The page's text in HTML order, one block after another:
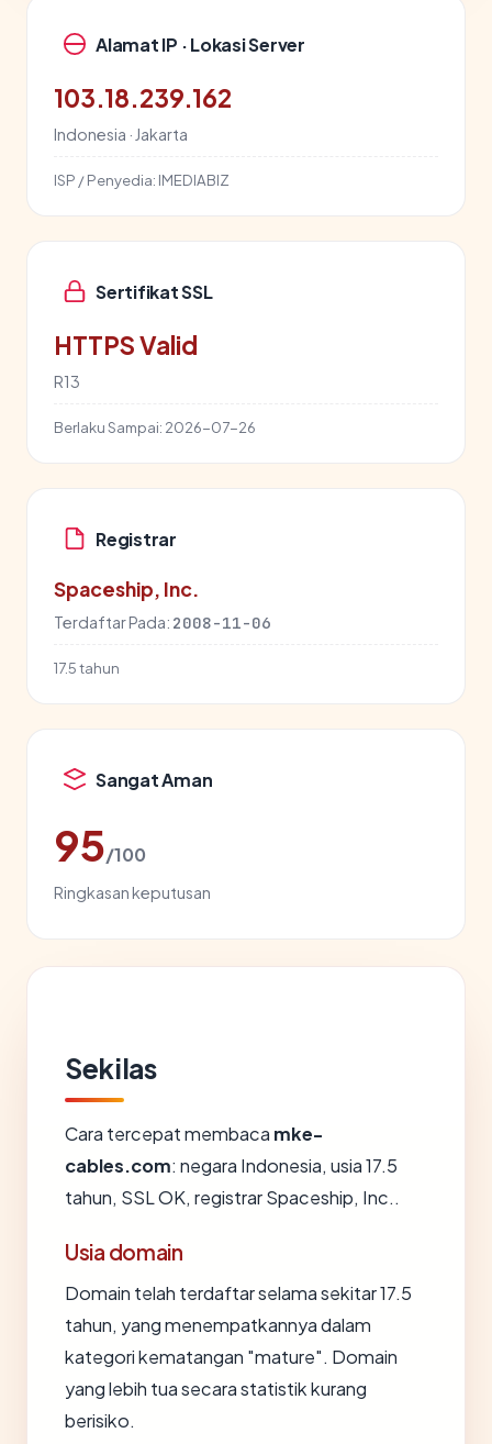
Alamat IP · Lokasi Server
103.18.239.162
Indonesia · Jakarta
ISP / Penyedia: IMEDIABIZ
Sertifikat SSL
HTTPS Valid
R13
Berlaku Sampai: 2026-07-26
Registrar
Spaceship, Inc.
Terdaftar Pada: 2008-11-06
17.5 tahun
Sangat Aman
95/100
Ringkasan keputusan
Sekilas
Cara tercepat membaca mke-
cables.com: negara Indonesia, usia 17.5
tahun, SSL OK, registrar Spaceship, Inc..
Usia domain
Domain telah terdaftar selama sekitar 17.5
tahun, yang menempatkannya dalam
kategori kematangan "mature". Domain
yang lebih tua secara statistik kurang
berisiko.